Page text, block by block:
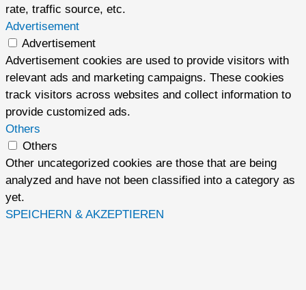
rate, traffic source, etc.
Advertisement
Advertisement
Advertisement cookies are used to provide visitors with
relevant ads and marketing campaigns. These cookies
track visitors across websites and collect information to
provide customized ads.
Others
Others
Other uncategorized cookies are those that are being
analyzed and have not been classified into a category as
yet.
SPEICHERN & AKZEPTIEREN